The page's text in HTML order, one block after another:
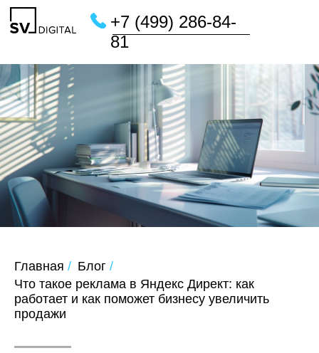
+7 (499) 286-84-
Главная / Блог /
Что такое реклама в Яндекс Директ: как
работает и как поможет бизнесу увеличить
продажи